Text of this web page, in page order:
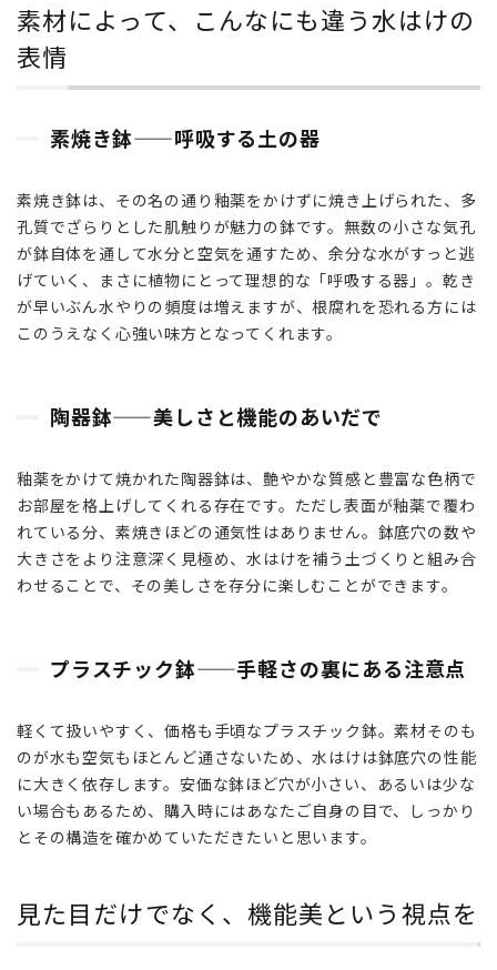
も
違
う
表
情
3.1
素焼
き鉢
——
呼吸
器
陶器
鉢
——
美し
機能
で
プラ
スチ
ック
鉢
手軽
ある
素材によって、こんなにも違う水はけの
表情
素焼き鉢——呼吸する土の器
素焼き鉢は、その名の通り釉薬をかけずに焼き上げられた、多
孔質でざらりとした肌触りが魅力の鉢です。無数の小さな気孔
が鉢自体を通して水分と空気を通すため、余分な水がすっと逃
げていく、まさに植物にとって理想的な「呼吸する器」。乾き
が早いぶん水やりの頻度は増えますが、根腐れを恐れる方には
このうえなく心強い味方となってくれます。
陶器鉢——美しさと機能のあいだで
釉薬をかけて焼かれた陶器鉢は、艶やかな質感と豊富な色柄で
お部屋を格上げしてくれる存在です。ただし表面が釉薬で覆わ
れている分、素焼きほどの通気性はありません。鉢底穴の数や
大きさをより注意深く見極め、水はけを補う土づくりと組み合
わせることで、その美しさを存分に楽しむことができます。
プラスチック鉢——手軽さの裏にある注意点
軽くて扱いやすく、価格も手頃なプラスチック鉢。素材そのも
のが水も空気もほとんど通さないため、水はけは鉢底穴の性能
に大きく依存します。安価な鉢ほど穴が小さい、あるいは少な
い場合もあるため、購入時にはあなたご自身の目で、しっかり
とその構造を確かめていただきたいと思います。
見た目だけでなく、機能美という視点を